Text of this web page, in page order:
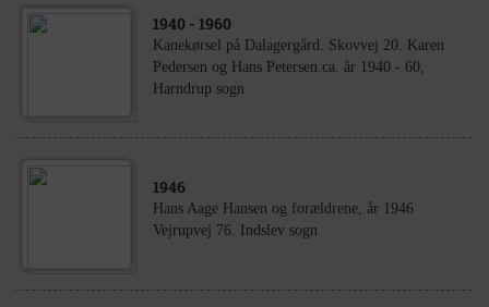
1940 - 1960
Kanekørsel på Dalagergård. Skovvej 20. Karen
Pedersen og Hans Petersen.ca. år 1940 - 60,
Harndrup sogn
1946
Hans Aage Hansen og forældrene, år 1946
Vejrupvej 76. Indslev sogn